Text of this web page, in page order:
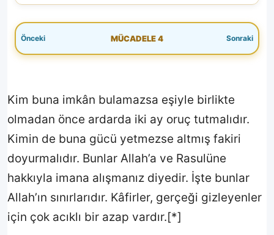
MÜCADELE 4
Kim buna imkân bulamazsa eşiyle birlikte
olmadan önce ardarda iki ay oruç tutmalıdır.
Kimin de buna gücü yetmezse altmış fakiri
doyurmalıdır. Bunlar Allah’a ve Rasulüne
hakkıyla imana alışmanız diyedir. İşte bunlar
Allah’ın sınırlarıdır. Kâfirler, gerçeği gizleyenler
için çok acıklı bir azap vardır.[*]
1 2
Bugün En Çok Paylaşılan Sureler
1 Alak 2